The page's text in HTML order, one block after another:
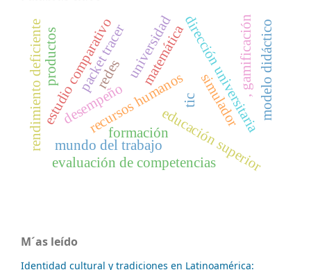
desempeño
educación superior
formación dirección universitaria
estudio comparativorecursos humanos simulador
packet tracer
redes
tic
mundo del trabajo
evaluación de competencias
rendimiento deficiente matemática
universidad modelo didáctico
productos , gamificación
M´as leído
Identidad cultural y tradiciones en Latinoamérica: